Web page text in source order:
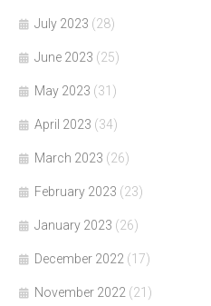
July 2023 (28)
June 2023 (25)
May 2023 (31)
April 2023 (34)
March 2023 (26)
February 2023 (23)
January 2023 (26)
December 2022 (17)
November 2022 (21)